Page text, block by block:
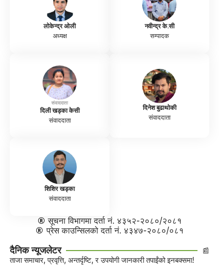
लोकेन्द्र ओली
अध्यक्ष
नवीन्द्र के.सी
सम्पादक
संवाददाता
दिली खड्का केसी
संवाददाता
दिनेश बुढाथोकी
संवाददाता
शिशिर खड्का
संवाददाता
सूचना विभागमा दर्ता नं. ४३५२-२०८०/२०८१
प्रेस काउन्सिलको दर्ता नं. ४३४७-२०८०/०८१
दैनिक न्यूजलेटर 📰
ताजा समाचार, प्रवृत्ति, अन्तर्दृष्टि, र उपयोगी जानकारी तपाईंको इनबक्समा!